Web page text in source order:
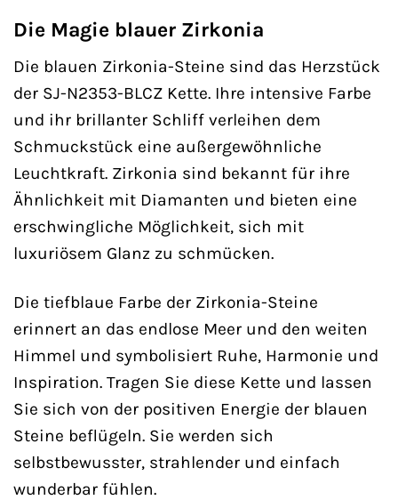
Die Magie blauer Zirkonia
Die blauen Zirkonia-Steine sind das Herzstück
der SJ-N2353-BLCZ Kette. Ihre intensive Farbe
und ihr brillanter Schliff verleihen dem
Schmuckstück eine außergewöhnliche
Leuchtkraft. Zirkonia sind bekannt für ihre
Ähnlichkeit mit Diamanten und bieten eine
erschwingliche Möglichkeit, sich mit
luxuriösem Glanz zu schmücken.
Die tiefblaue Farbe der Zirkonia-Steine
erinnert an das endlose Meer und den weiten
Himmel und symbolisiert Ruhe, Harmonie und
Inspiration. Tragen Sie diese Kette und lassen
Sie sich von der positiven Energie der blauen
Steine beflügeln. Sie werden sich
selbstbewusster, strahlender und einfach
wunderbar fühlen.